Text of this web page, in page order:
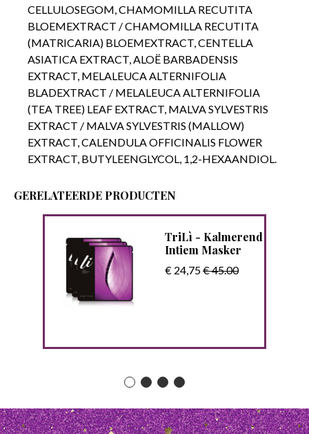
CELLULOSEGOM, CHAMOMILLA RECUTITA
BLOEMEXTRACT / CHAMOMILLA RECUTITA
(MATRICARIA) BLOEMEXTRACT, CENTELLA
ASIATICA EXTRACT, ALOË BARBADENSIS
EXTRACT, MELALEUCA ALTERNIFOLIA
BLADEXTRACT / MELALEUCA ALTERNIFOLIA
(TEA TREE) LEAF EXTRACT, MALVA SYLVESTRIS
EXTRACT / MALVA SYLVESTRIS (MALLOW)
EXTRACT, CALENDULA OFFICINALIS FLOWER
EXTRACT, BUTYLEENGLYCOL, 1,2-HEXAANDIOL.
GERELATEERDE PRODUCTEN
TriLì - Kalmerend
Intiem Masker
€ 24,75€ 45.00